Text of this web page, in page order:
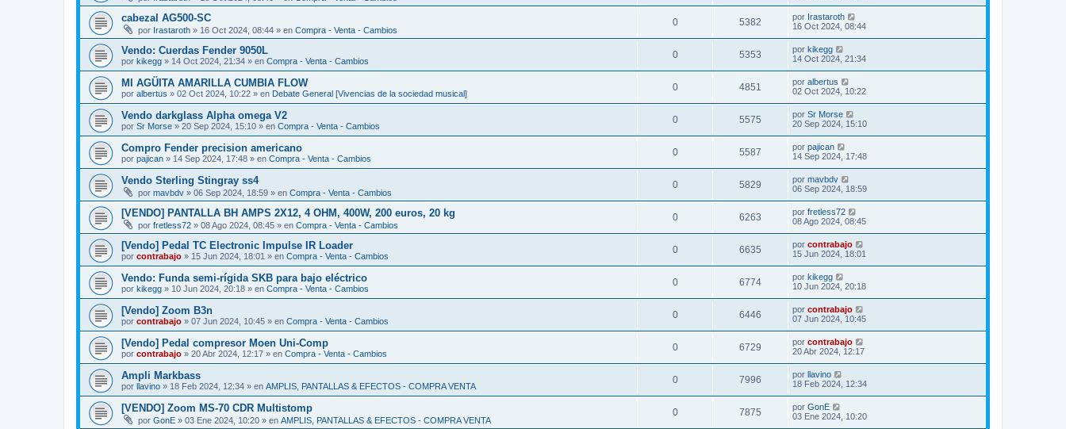
cabezal AG500-SC
por Irastaroth » 16 Oct 2024, 08:44 » en Compra - Venta - Cambios
0 5382 por Irastaroth
16 Oct 2024, 08:44
Vendo: Cuerdas Fender 9050L
por kikegg » 14 Oct 2024, 21:34 » en Compra - Venta - Cambios
0 5353 por kikegg
14 Oct 2024, 21:34
MI AGÜITA AMARILLA CUMBIA FLOW
por albertus » 02 Oct 2024, 10:22 » en Debate General [Vivencias de la sociedad musical]
0 4851 por albertus
02 Oct 2024, 10:22
Vendo darkglass Alpha omega V2
por Sr Morse » 20 Sep 2024, 15:10 » en Compra - Venta - Cambios
0 5575 por Sr Morse
20 Sep 2024, 15:10
Compro Fender precision americano
por pajican » 14 Sep 2024, 17:48 » en Compra - Venta - Cambios
0 5587 por pajican
14 Sep 2024, 17:48
Vendo Sterling Stingray ss4
por mavbdv » 06 Sep 2024, 18:59 » en Compra - Venta - Cambios
0 5829 por mavbdv
06 Sep 2024, 18:59
[VENDO] PANTALLA BH AMPS 2X12, 4 OHM, 400W, 200 euros, 20 kg
por fretless72 » 08 Ago 2024, 08:45 » en Compra - Venta - Cambios
0 6263 por fretless72
08 Ago 2024, 08:45
[Vendo] Pedal TC Electronic Impulse IR Loader
por contrabajo » 15 Jun 2024, 18:01 » en Compra - Venta - Cambios
0 6635 por contrabajo
15 Jun 2024, 18:01
Vendo: Funda semi-rígida SKB para bajo eléctrico
por kikegg » 10 Jun 2024, 20:18 » en Compra - Venta - Cambios
0 6774 por kikegg
10 Jun 2024, 20:18
[Vendo] Zoom B3n
por contrabajo » 07 Jun 2024, 10:45 » en Compra - Venta - Cambios
0 6446 por contrabajo
07 Jun 2024, 10:45
[Vendo] Pedal compresor Moen Uni-Comp
por contrabajo » 20 Abr 2024, 12:17 » en Compra - Venta - Cambios
0 6729 por contrabajo
20 Abr 2024, 12:17
Ampli Markbass
por llavino » 18 Feb 2024, 12:34 » en AMPLIS, PANTALLAS & EFECTOS - COMPRA VENTA
0 7996 por llavino
18 Feb 2024, 12:34
[VENDO] Zoom MS-70 CDR Multistomp
por GonE » 03 Ene 2024, 10:20 » en AMPLIS, PANTALLAS & EFECTOS - COMPRA VENTA
0 7875 por GonE
03 Ene 2024, 10:20